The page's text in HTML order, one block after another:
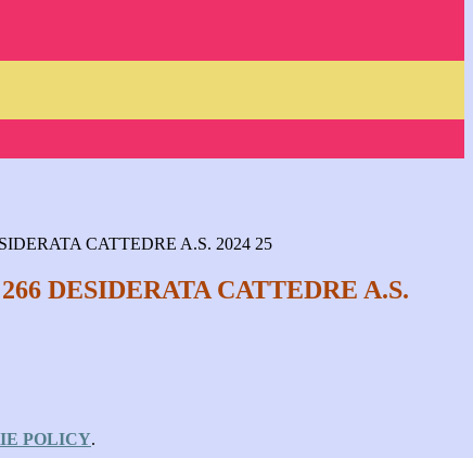
CATTEDRE A.S. 2024 25
DESIDERATA CATTEDRE A.S.
POLICY.